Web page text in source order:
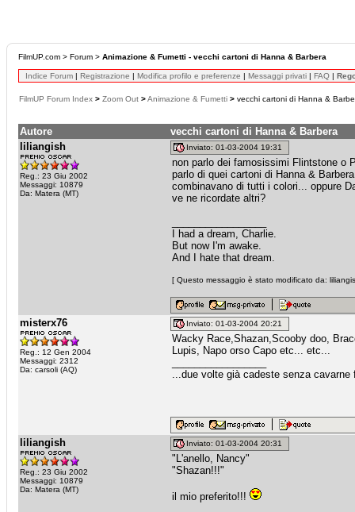
FilmUP.com > Forum > Animazione & Fumetti - vecchi cartoni di Hanna & Barbera
Indice Forum | Registrazione | Modifica profilo e preferenze | Messaggi privati | FAQ |
FilmUP Forum Index > Zoom Out >Animazione & Fumetti > vecchi cartoni di Hanna &
Autore
vecchi cartoni di Hanna & Barbera
liliangish
Reg.: 23 Giu 2002
Messaggi: 10879
Da: Matera (MT)
Inviato: 01-03-2004 19:31
non parlo dei famosissimi Flintstone o
parlo di quei cartoni di Hanna &
combinavano di tutti i colori... oppure
ve ne ricordate altri?
I had a dream, Charlie.
But now I'm awake.
And I hate that dream.
[ Questo messaggio è stato modificato da:
misterx76
Reg.: 12 Gen 2004
Messaggi: 2312
Da: carsoli (AQ)
Inviato: 01-03-2004 20:21
Wacky Race,Shazan,Scooby doo,
Lupis, Napo orso Capo etc... etc...
...due volte già cadeste senza
liliangish
Reg.: 23 Giu 2002
Messaggi: 10879
Da: Matera (MT)
Inviato: 01-03-2004 20:31
"L'anello, Nancy"
"Shazan!!!"
il mio preferito!!!